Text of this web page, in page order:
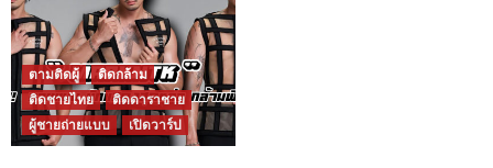
ตามติดผู้
ติดกล้าม
ติดชายไทย
ติดดาราชาย
ผู้ชายถ่ายแบบ
เปิดวาร์ป